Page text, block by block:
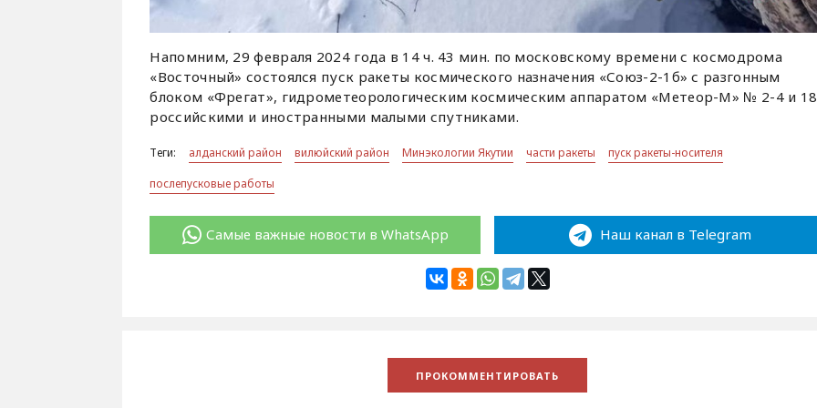
Напомним, 29 февраля 2024 года в 14 ч. 43 мин. по московскому времени с космодрома
«Восточный» состоялся пуск ракеты космического назначения «Союз-2-1б» с разгонным
блоком «Фрегат», гидрометеорологическим космическим аппаратом «Метеор-М» № 2-4 и 18
российскими и иностранными малыми спутниками.
Теги: алданский район вилюйский район Минэкологии Якутии части ракеты
пуск ракеты-носителя
послепусковые работы
Самые важные новости в WhatsApp Наш канал в Telegram